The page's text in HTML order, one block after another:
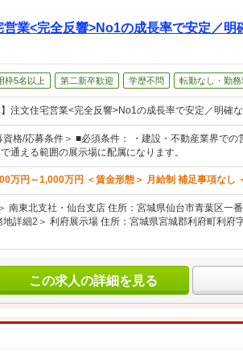
営業<完全反響>No1の成長率で安定／
枠5名以上 第二新卒歓迎 学歴不問 転勤なし・勤務
】注文住宅営業<完全反響>No1の成長率で安定／明確
資格/応募条件＞ ■必須条件： ・建設・不動産業界で
通える範囲の展示場に配属になります。
万円～1,000万円 ＜賃金形態＞ 月給制 補足事項なし
南東北支社・仙台支店 住所：宮城県仙台市青葉区
詳細2＞ 利府展示場 住所：宮城県宮城郡利府町利
この求人の詳細を見る